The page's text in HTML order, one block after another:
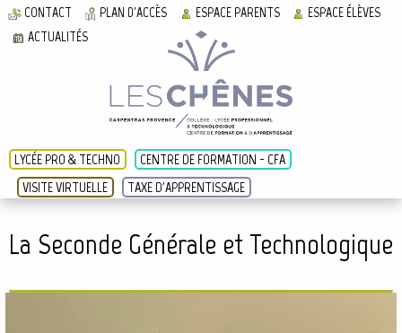
LYCÉE PRO & TECHNO
CENTRE DE FORMATION - CFA
VISITE VIRTUELLE
TAXE D'APPRENTISSAGE
CONTACT PLAN D'ACCÈS ESPACE PARENTS
ESPACE ÉLÈVES
ACTUALITÉS
La Seconde Générale et Technologique